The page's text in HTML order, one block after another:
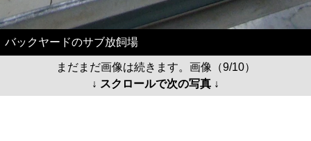
バックヤードのサブ放飼場
まだまだ画像は続きます。画像（9/10）
↓ スクロールで次の写真 ↓